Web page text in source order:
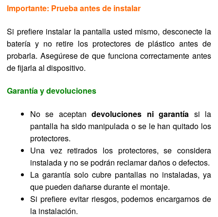
Importante: Prueba antes de instalar
Si prefiere instalar la pantalla usted mismo, desconecte la
batería y no retire los protectores de plástico antes de
probarla. Asegúrese de que funciona correctamente antes
de fijarla al dispositivo.
Garantía y devoluciones
No se aceptandevoluciones ni garantía si la
pantalla ha sido manipulada o se le han quitado los
protectores.
Una vez retirados los protectores, se considera
instalada y no se podrán reclamar daños o defectos.
La garantía solo cubre pantallas no instaladas, ya
que pueden dañarse durante el montaje.
Si prefiere evitar riesgos, podemos encargarnos de
la instalación.